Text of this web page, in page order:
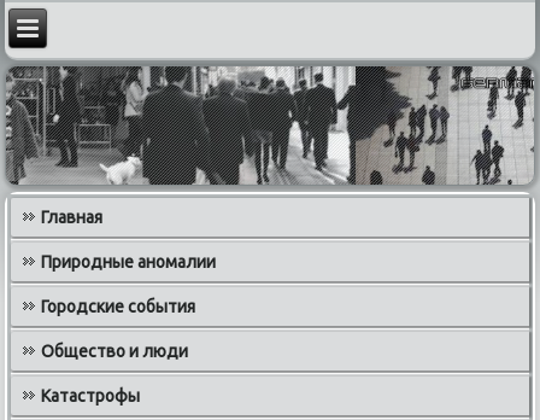
Главная
Природные аномалии
Городские события
Общество и люди
Катастрофы